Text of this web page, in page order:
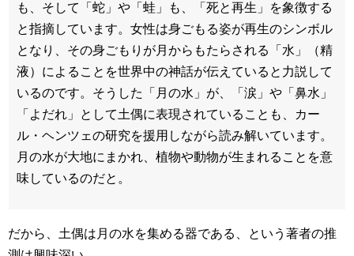
も、そして「蛇」や「蛙」も、「死と再生」を象徴する
と指摘しています。女性は身ごもる姿が再生のシンボル
となり、その身ごもりが月からもたらされる「水」（精
液）によることを世界中の神話が伝えていると力説して
いるのです。そうした「月の水」が、「涙」や「鼻水」
「よだれ」として土偶に表現されていることも、カー
ル・ヘンツェの研究を援用しながら読み解いています。
月の水が大地にまかれ、植物や動物が生まれることを意
味しているのだと。
だから、土偶は月の水を集める器である、という著者の推